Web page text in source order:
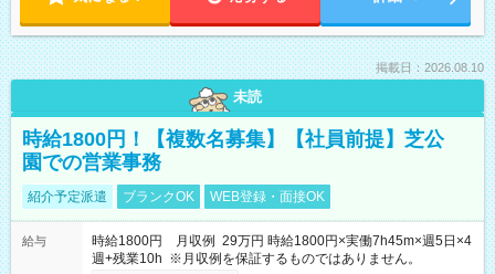
掲載日：2026.08.10
未読
時給1800円！【複数名募集】【社員前提】芝公
園での営業事務
紹介予定派遣 ブランクOK WEB登録・面接OK
給与
時給1800円 月収例 29万円 時給1800円×実働7h45m×週5日×4
週+残業10h ※月収例を保証するものではありません。